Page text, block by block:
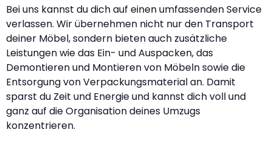
Bei uns kannst du dich auf einen umfassenden Service
verlassen. Wir übernehmen nicht nur den Transport
deiner Möbel, sondern bieten auch zusätzliche
Leistungen wie das Ein- und Auspacken, das
Demontieren und Montieren von Möbeln sowie die
Entsorgung von Verpackungsmaterial an. Damit
sparst du Zeit und Energie und kannst dich voll und
ganz auf die Organisation deines Umzugs
konzentrieren.